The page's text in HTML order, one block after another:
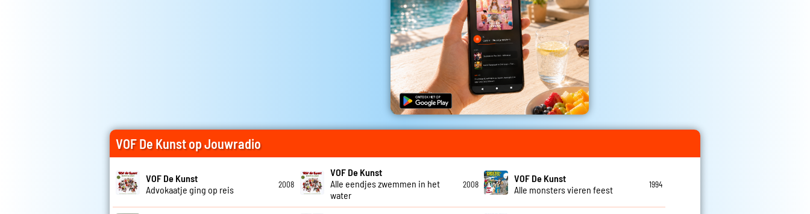
VOF De Kunst op Jouwradio
VOF De Kunst
Advokaatje ging op reis
2008
VOF De Kunst
Alle eendjes zwemmen in het
water
2008
VOF De Kunst
Alle monsters vieren feest
1994